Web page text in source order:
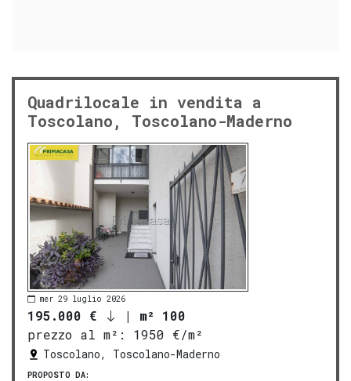
Quadrilocale in vendita a
Toscolano, Toscolano-Maderno
mer 29 luglio 2026
195.000 € | m² 100
prezzo al m²:
1950 €/m²
Toscolano, Toscolano-Maderno
PROPOSTO DA: